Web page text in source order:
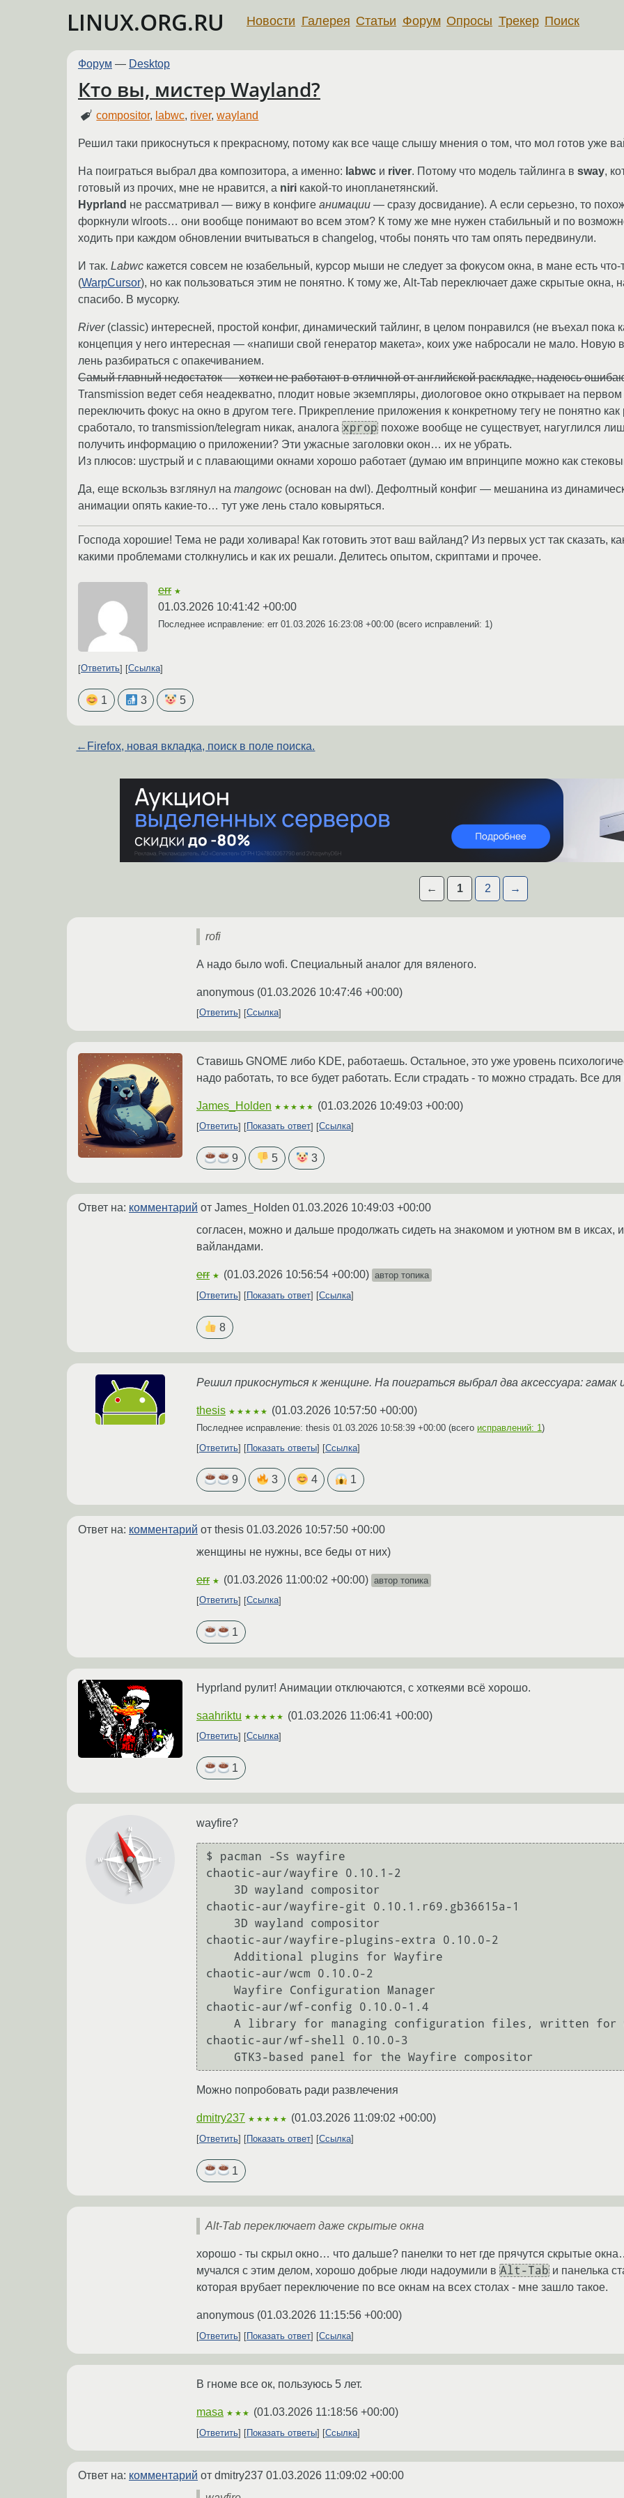
LINUX.ORG.RU Новости Галерея Статьи Форум Опросы Трекер Поиск
Форум — Desktop
Кто вы, мистер Wayland?
compositor, labwc, river,wayland
Решил таки прикоснуться к прекрасному, потому как все чаще слышу мнения о том, что мол готов уже
На поиграться выбрал два композитора, а именно: labwc и river. Потому что модель тайлинга в sway,
готовый из прочих, мне не нравится, а niri какой-то инопланетянский.
Hyprland не рассматривал — вижу в конфиге анимации — сразу досвидание). А если серьезно, то
форкнули wlroots… они вообще понимают во всем этом? К тому же мне нужен стабильный и по
ходить при каждом обновлении вчитываться в changelog, чтобы понять что там опять передвинули.
И так. Labwc кажется совсем не юзабельный, курсор мыши не следует за фокусом окна, в мане есть что-
(WarpCursor), но как пользоваться этим не понятно. К тому же, Alt-Tab переключает даже скрытые окна,
спасибо. В мусорку.
River(classic) интересней, простой конфиг, динамический тайлинг, в целом понравился (не въехал пока
концепция у него интересная — «напиши свой генератор макета», коих уже набросали не мало. Новую
лень разбираться с опакечиванием.
Самый главный недостаток — хоткеи не работают в отличной от английской раскладке, надеюсь
Transmission ведет себя неадекватно, плодит новые экземпляры, диологовое окно открывает на первом
переключить фокус на окно в другом теге. Прикрепление приложения к конкретному тегу не понятно как
сработало, то transmission/telegram никак, аналога xprop похоже вообще не существует, нагуглился
получить информацию о приложении? Эти ужасные заголовки окон… их не убрать.
Из плюсов: шустрый и с плавающими окнами хорошо работает (думаю им впринципе можно как
Да, еще вскользь взглянул на mangowc (основан на dwl). Дефолтный конфиг — мешанина из
анимации опять какие-то… тут уже лень стало ковыряться.
Господа хорошие! Тема не ради холивара! Как готовить этот ваш вайланд? Из первых уст так сказать,
какими проблемами столкнулись и как их решали. Делитесь опытом, скриптами и прочее.
err ★
01.03.2026 10:41:42 +00:00
Последнее исправление: err 01.03.2026 16:23:08 +00:00 (всего исправлений: 1)
Ответить Ссылка
1 3 5
← Firefox, новая вкладка, поиск в поле поиска.
← 1 2 →
rofi
А надо было wofi. Специальный аналог для вяленого.
anonymous (01.03.2026 10:47:46 +00:00)
Ответить Ссылка
Ставишь GNOME либо KDE, работаешь. Остальное, это уже уровень
надо работать, то все будет работать. Если страдать - то можно страдать. Все
James_Holden ★★★★★ (01.03.2026 10:49:03 +00:00)
Ответить Показать ответ Ссылка
9 5 3
Ответ на: комментарий от James_Holden 01.03.2026 10:49:03 +00:00
согласен, можно и дальше продолжать сидеть на знакомом и уютном вм в иксах,
вайландами.
err ★ (01.03.2026 10:56:54 +00:00) автор топика
Ответить
Показать ответ Ссылка
8
Решил прикоснуться к женщине. На поиграться выбрал два аксессуара: гамак
thesis ★★★★★ (01.03.2026 10:57:50 +00:00)
Последнее исправление: thesis 01.03.2026 10:58:39 +00:00 (всего исправлений: 1)
Ответить
Показать ответы Ссылка
9 3 4 1
Ответ на: комментарий от thesis 01.03.2026 10:57:50 +00:00
женщины не нужны, все беды от них)
err ★ (01.03.2026 11:00:02 +00:00) автор топика
Ответить
Ссылка
1
Hyprland рулит! Анимации отключаются, с хоткеями всё хорошо.
saahriktu ★★★★★ (01.03.2026 11:06:41 +00:00)
Ответить Ссылка
1
wayfire?
$ pacman -Ss wayfire
chaotic-aur/wayfire 0.10.1-2
chaotic-aur/wayfire-git 0.10.1.r69.gb36615a-1
chaotic-aur/wayfire-plugins-extra 0.10.0-2
chaotic-aur/wcm 0.10.0-2
chaotic-aur/wf-config 0.10.0-1.4
chaotic-aur/wf-shell 0.10.0-3
Можно попробовать ради развлечения
dmitry237 ★★★★★ (01.03.2026 11:09:02 +00:00)
Ответить Показать ответ Ссылка
1
Alt-Tab переключает даже скрытые окна
хорошо - ты скрыл окно… что дальше? панелки то нет где прячутся скрытые
мучался с этим делом, хорошо добрые люди надоумили в Alt-Tab и панелька
которая врубает переключение по все окнам на всех столах - мне зашло такое.
anonymous (01.03.2026 11:15:56 +00:00)
Ответить Показать ответ Ссылка
В гноме все ок, пользуюсь 5 лет.
masa ★★★ (01.03.2026 11:18:56 +00:00)
Ответить Показать ответы Ссылка
Ответ на: комментарий от dmitry237 01.03.2026 11:09:02 +00:00